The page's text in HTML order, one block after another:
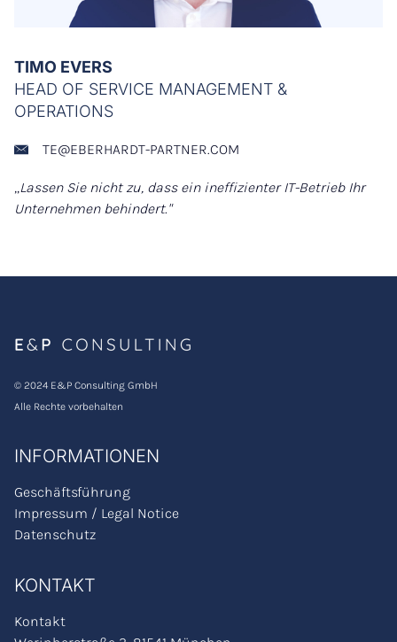
TIMO EVERS
HEAD OF SERVICE MANAGEMENT &
OPERATIONS
TE@EBERHARDT-PARTNER.COM
„Lassen Sie nicht zu, dass ein ineffizienter IT-Betrieb Ihr
Unternehmen behindert."
© 2024 E&P Consulting GmbH
Alle Rechte vorbehalten
INFORMATIONEN
Geschäftsführung
Impressum / Legal Notice
Datenschutz
KONTAKT
Kontakt